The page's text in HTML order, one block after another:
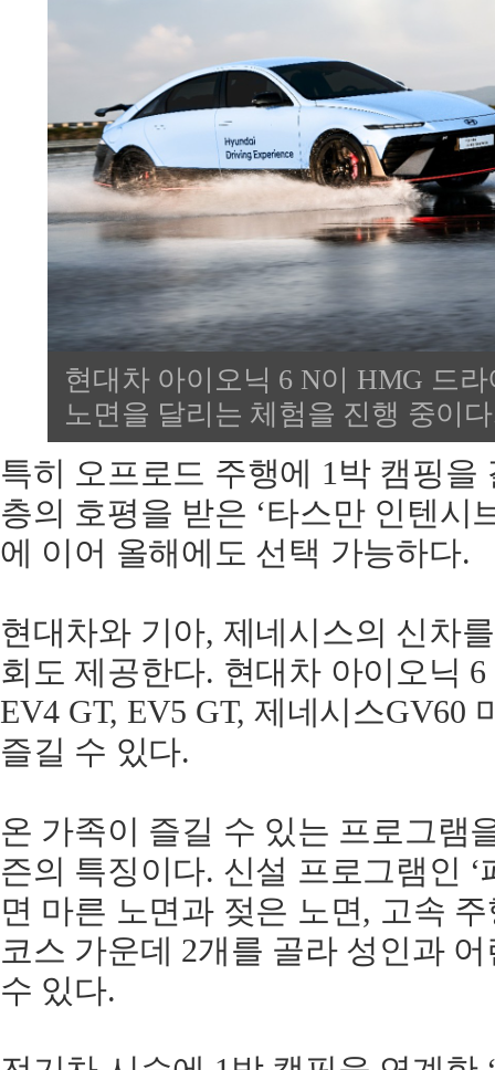
현대차 아이오닉 6 N이 HMG 드
노면을 달리는 체험을 진행 중이
특히 오프로드 주행에 1박 캠핑을
층의 호평을 받은 ‘타스만 인텐시
에 이어 올해에도 선택 가능하다.
현대차와 기아, 제네시스의 신차
회도 제공한다. 현대차 아이오닉
EV4 GT, EV5 GT, 제네시스GV60
즐길 수 있다.
온 가족이 즐길 수 있는 프로그램
즌의 특징이다. 신설 프로그램인
면 마른 노면과 젖은 노면, 고속
코스 가운데 2개를 골라 성인과
수 있다.